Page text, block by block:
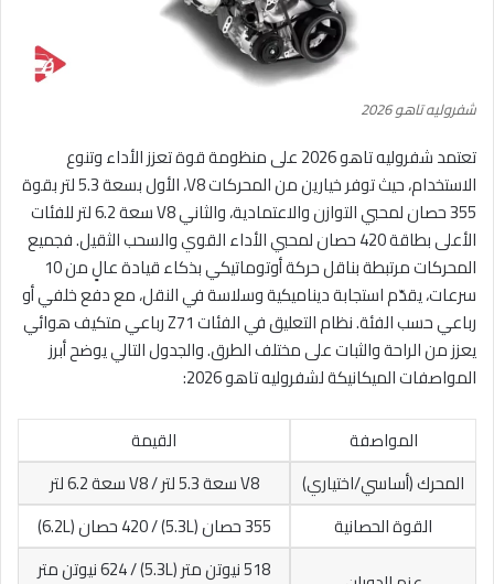
شفروليه تاهو 2026
تعتمد شفروليه تاهو 2026 على منظومة قوة تعزز الأداء وتنوع
الاستخدام، حيث توفر خيارين من المحركات V8، الأول بسعة 5.3 لتر بقوة
355 حصان لمحبي التوازن والاعتمادية، والثاني V8 سعة 6.2 لتر للفئات
الأعلى بطاقة 420 حصان لمحبي الأداء القوي والسحب الثقيل. فجميع
المحركات مرتبطة بناقل حركة أوتوماتيكي بذكاء قيادة عالٍ من 10
سرعات، يقدّم استجابة ديناميكية وسلاسة في النقل، مع دفع خلفي أو
رباعي حسب الفئة. نظام التعليق في الفئات Z71 رباعي متكيف هوائي
يعزز من الراحة والثبات على مختلف الطرق. والجدول التالي يوضح أبرز
المواصفات الميكانيكة لشفروليه تاهو 2026:
المواصفة
القيمة
المحرك (أساسي/اختياري)
V8 سعة 5.3 لتر / V8 سعة 6.2 لتر
القوة الحصانية
355 حصان (5.3L) / 420 حصان (6.2L)
518 نيوتن متر (5.3L) / 624 نيوتن متر